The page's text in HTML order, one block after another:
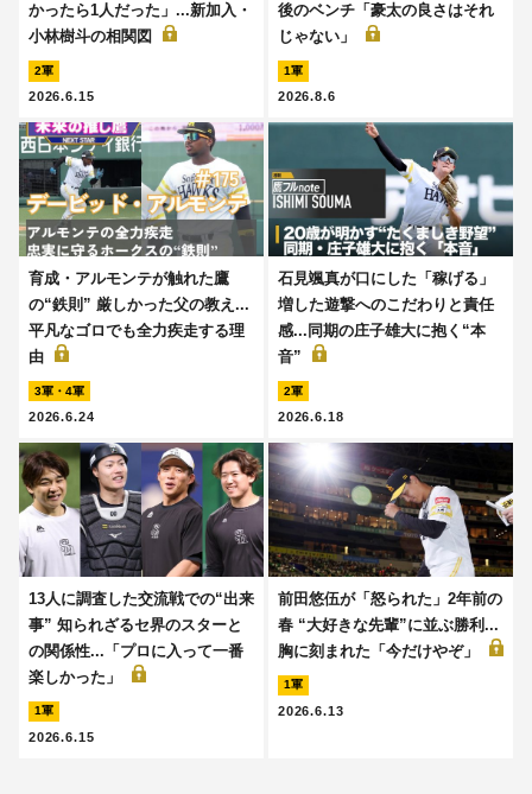
かったら1人だった」...新加入・
小林樹斗の相関図
2軍
2026.6.15
後のベンチ「豪太の良さはそれ
じゃない」
1軍
2026.8.6
育成・アルモンテが触れた鷹
の“鉄則” 厳しかった父の教え...
平凡なゴロでも全力疾走する理
由
3軍・4軍
2026.6.24
石見颯真が口にした「稼げる」
増した遊撃へのこだわりと責任
感...同期の庄子雄大に抱く“本
音”
2軍
2026.6.18
13人に調査した交流戦での“出来
事” 知られざるセ界のスターと
の関係性...「プロに入って一番
楽しかった」
1軍
2026.6.15
前田悠伍が「怒られた」2年前の
春 “大好きな先輩”に並ぶ勝利...
胸に刻まれた「今だけやぞ」
1軍
2026.6.13